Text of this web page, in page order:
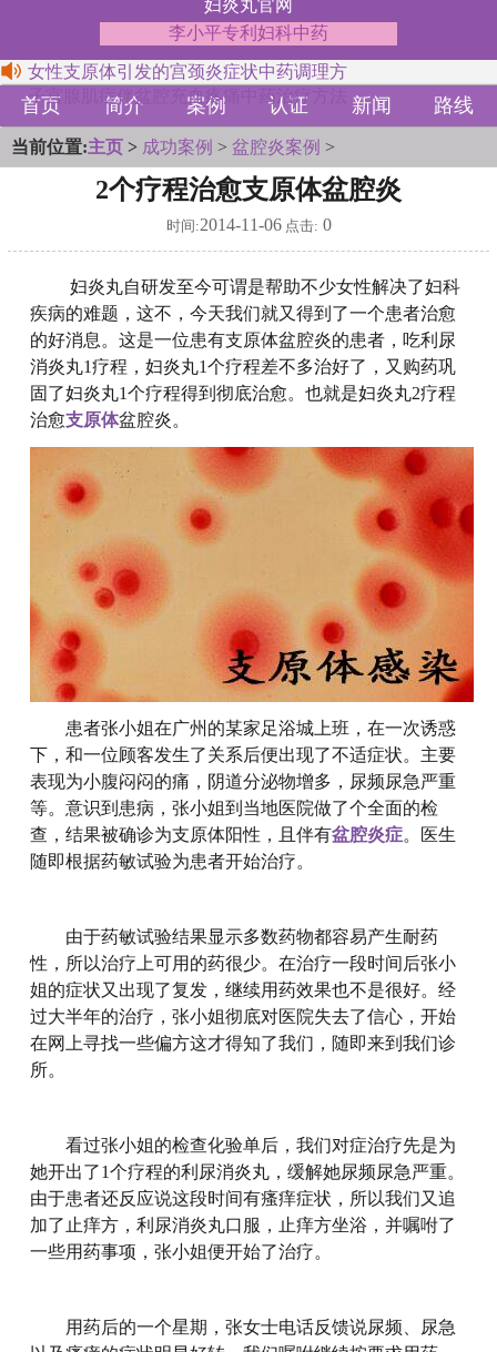
妇炎丸官网
李小平专利妇科中药
女性支原体引发的宫颈炎症状中药调理方
子宫腺肌症伴盆腔充血疼痛中药治疗方法
首页 简介 案例 认证 新闻 路线
当前位置:主页 > 成功案例 > 盆腔炎案例 >
2个疗程治愈支原体盆腔炎
时间:2014-11-06点击: 0
妇炎丸自研发至今可谓是帮助不少女性解决了妇科
疾病的难题，这不，今天我们就又得到了一个患者治愈
的好消息。这是一位患有支原体盆腔炎的患者，吃利尿
消炎丸1疗程，妇炎丸1个疗程差不多治好了，又购药巩
固了妇炎丸1个疗程得到彻底治愈。也就是妇炎丸2疗程
治愈支原体盆腔炎。
患者张小姐在广州的某家足浴城上班，在一次诱惑
下，和一位顾客发生了关系后便出现了不适症状。主要
表现为小腹闷闷的痛，阴道分泌物增多，尿频尿急严重
等。意识到患病，张小姐到当地医院做了个全面的检
查，结果被确诊为支原体阳性，且伴有盆腔炎症。医生
随即根据药敏试验为患者开始治疗。
由于药敏试验结果显示多数药物都容易产生耐药
性，所以治疗上可用的药很少。在治疗一段时间后张小
姐的症状又出现了复发，继续用药效果也不是很好。经
过大半年的治疗，张小姐彻底对医院失去了信心，开始
在网上寻找一些偏方这才得知了我们，随即来到我们诊
所。
看过张小姐的检查化验单后，我们对症治疗先是为
她开出了1个疗程的利尿消炎丸，缓解她尿频尿急严重。
由于患者还反应说这段时间有瘙痒症状，所以我们又追
加了止痒方，利尿消炎丸口服，止痒方坐浴，并嘱咐了
一些用药事项，张小姐便开始了治疗。
用药后的一个星期，张女士电话反馈说尿频、尿急